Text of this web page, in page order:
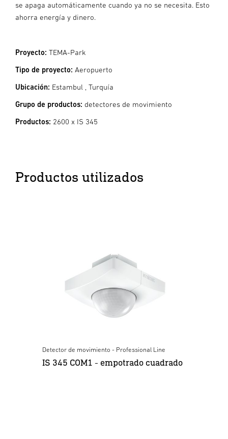
se apaga automáticamente cuando ya no se necesita. Esto
ahorra energía y dinero.
Proyecto: TEMA-Park
Tipo de proyecto: Aeropuerto
Ubicación: Estambul , Turquía
Grupo de productos: detectores de movimiento
Productos: 2600 x IS 345
Productos utilizados
Detector de movimiento - Professional Line
IS 345 COM1 - empotrado cuadrado